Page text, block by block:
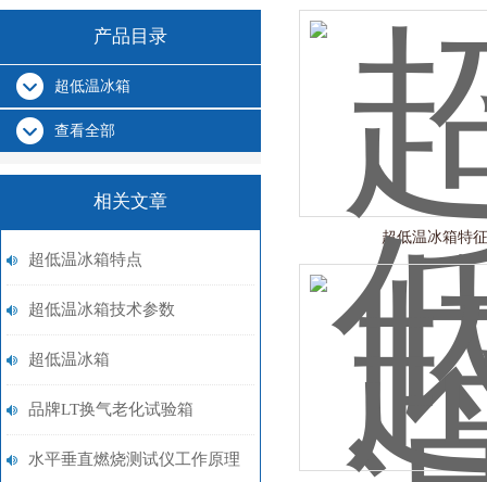
产品目录
超低温冰箱
查看全部
相关文章
超低温冰箱特点
超低温冰箱技术参数
超低温冰箱
品牌LT换气老化试验箱
水平垂直燃烧测试仪工作原理
超低温冰箱特征